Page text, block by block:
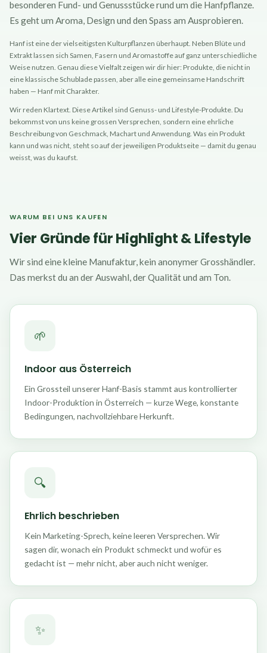
besonderen Fund- und Genussstücke rund um die Hanfpflanze.
Es geht um Aroma, Design und den Spass am Ausprobieren.
Hanf ist eine der vielseitigsten Kulturpflanzen überhaupt. Neben Blüte und
Extrakt lassen sich Samen, Fasern und Aromastoffe auf ganz unterschiedliche
Weise nutzen. Genau diese Vielfalt zeigen wir dir hier: Produkte, die nicht in
eine klassische Schublade passen, aber alle eine gemeinsame Handschrift
haben — Hanf mit Charakter.
Wir reden Klartext. Diese Artikel sind Genuss- und Lifestyle-Produkte. Du
bekommst von uns keine grossen Versprechen, sondern eine ehrliche
Beschreibung von Geschmack, Machart und Anwendung. Was ein Produkt
kann und was nicht, steht so auf der jeweiligen Produktseite — damit du genau
weisst, was du kaufst.
WARUM BEI UNS KAUFEN
Vier Gründe für Highlight & Lifestyle
Wir sind eine kleine Manufaktur, kein anonymer Grosshändler.
Das merkst du an der Auswahl, der Qualität und am Ton.
🌱
Indoor aus Österreich
Ein Grossteil unserer Hanf-Basis stammt aus kontrollierter
Indoor-Produktion in Österreich — kurze Wege, konstante
Bedingungen, nachvollziehbare Herkunft.
🔍
Ehrlich beschrieben
Kein Marketing-Sprech, keine leeren Versprechen. Wir
sagen dir, wonach ein Produkt schmeckt und wofür es
gedacht ist — mehr nicht, aber auch nicht weniger.
✨